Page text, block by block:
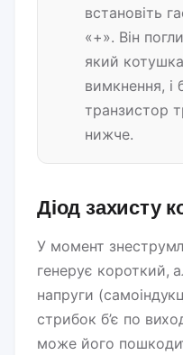
встановіть
«+». Він
який
вимкнення, і
транзистор
нижче.
Діод захисту
У момент
генерує короткий,
напруги
стрибок б’є по
може його